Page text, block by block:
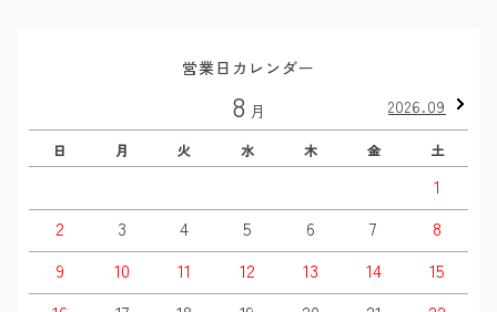
営業日カレンダー
8 月 2026.09
日 月 火 水 木 金 土
1
2
3 4 5 6 7
8
9
10 11 12 13 14
15